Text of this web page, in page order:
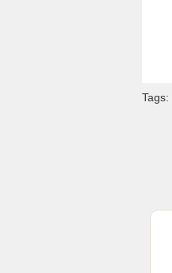
Tags: